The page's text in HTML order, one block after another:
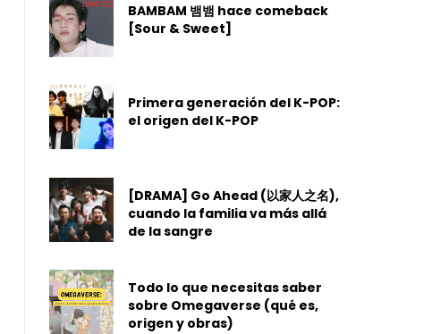
BAMBAM 뱀뱀 hace comeback
[Sour & Sweet]
Primera generación del K-POP:
el origen del K-POP
[DRAMA] Go Ahead (以家人之名),
cuando la familia va más allá
de la sangre
Todo lo que necesitas saber
sobre Omegaverse (qué es,
origen y obras)